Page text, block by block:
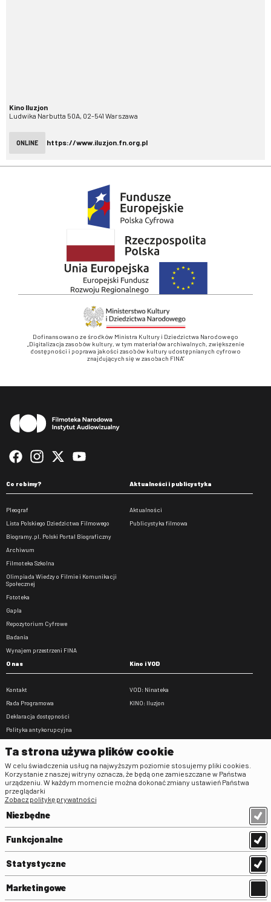
Kino Iluzjon
Ludwika Narbutta 50A, 02-541 Warszawa
ONLINE https://www.iluzjon.fn.org.pl
Dofinansowano ze środków Ministra Kultury i Dziedzictwa Narodowego
„Digitalizacja zasobów kultury, w tym materiałów archiwalnych, zwiększenie
dostępności i poprawa jakości zasobów kultury udostępnianych cyfrowo
znajdujących się w zasobach FINA”
Co robimy?
Pleograf
Lista Polskiego Dziedzictwa Filmowego
Biogramy.pl. Polski Portal Biograficzny
Archiwum
Filmoteka Szkolna
Olimpiada Wiedzy o Filmie i Komunikacji
Społecznej
Fototeka
Gapla
Repozytorium Cyfrowe
Badania
Wynajem przestrzeni FINA
Aktualności i publicystyka
Aktualności
Publicystyka filmowa
O nas
Kontakt
Rada Programowa
Deklaracja dostępności
Polityka antykorupcyjna
Zamówienia publiczne
Praca w FINA
Kino i VOD
VOD: Ninateka
KINO: Iluzjon
Regulaminy
Klauzula informacyjna RODO
Regulamin użytkowania parkingu
Standardy ochrony małoletnich
Regulamin kina Iluzjon
Ta strona używa plików cookie
W celu świadczenia usług na najwyższym poziomie stosujemy pliki cookies.
Korzystanie z naszej witryny oznacza, że będą one zamieszczane w Państwa
urządzeniu. W każdym momencie można dokonać zmiany ustawień Państwa
przeglądarki
Zobacz politykę prywatności
Niezbędne
Funkcjonalne
Statystyczne
Marketingowe